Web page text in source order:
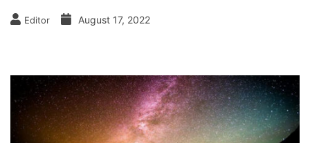
Editor August 17, 2022